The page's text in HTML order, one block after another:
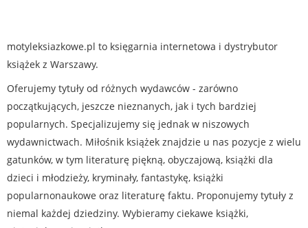
motyleksiazkowe.pl to księgarnia internetowa i dystrybutor
książek z Warszawy.
Oferujemy tytuły od różnych wydawców - zarówno
początkujących, jeszcze nieznanych, jak i tych bardziej
popularnych. Specjalizujemy się jednak w niszowych
wydawnictwach. Miłośnik książek znajdzie u nas pozycje z wielu
gatunków, w tym literaturę piękną, obyczajową, książki dla
dzieci i młodzieży, kryminały, fantastykę, książki
popularnonaukowe oraz literaturę faktu. Proponujemy tytuły z
niemal każdej dziedziny. Wybieramy ciekawe książki,